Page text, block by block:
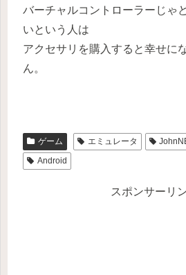
バーチャルコントローラーじゃ
いという人は
アクセサリを購入すると幸せに
ん。
ゲーム エミュレータ
Android
スポンサーリ